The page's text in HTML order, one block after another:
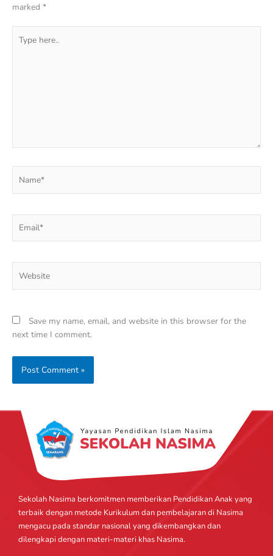
marked *
here..
Save my name, email, and website in this browser for the
next time I comment.
Sekolah Nasima berkomitmen memberikan Pendidikan Anak yang
terbaik dengan metode Kurikulum dan pembelajaran di Nasima
mengacu pada standar nasional yang dikembangkan dan
dilengkapi dengan materi-materi khas Nasima.